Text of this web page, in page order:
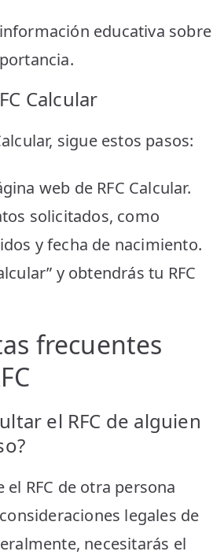
educativa sobre
Calcular
sigue estos pasos:
web de RFC Calcular.
solicitados, como
y fecha de nacimiento.
y obtendrás tu RFC
frecuentes
el RFC de alguien
el RFC de otra persona
legales de
necesitarás el